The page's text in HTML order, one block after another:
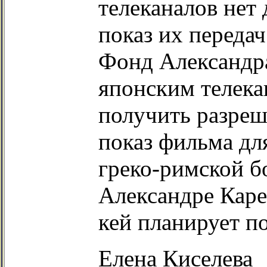
телеканалов
показ их
Фонд
японским
получить
показ фильма
греко-римской
Александре
кей планирует
Елена Киселева